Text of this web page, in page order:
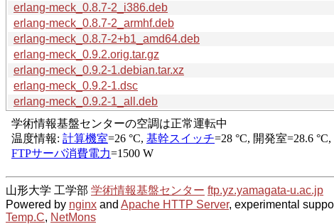
erlang-meck_0.8.7-2_i386.deb
erlang-meck_0.8.7-2_armhf.deb
erlang-meck_0.8.7-2+b1_amd64.deb
erlang-meck_0.9.2.orig.tar.gz
erlang-meck_0.9.2-1.debian.tar.xz
erlang-meck_0.9.2-1.dsc
erlang-meck_0.9.2-1_all.deb
山形大学 工学部 学術情報基盤センター ftp.yz.yamagata-u.ac.jp
Powered by nginx and Apache HTTP Server, experimental
Temp.C, NetMons